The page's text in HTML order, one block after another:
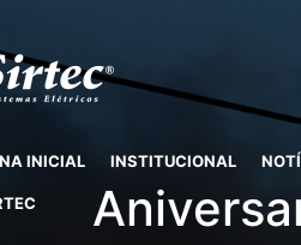
INICIAL INSTITUCIONAL